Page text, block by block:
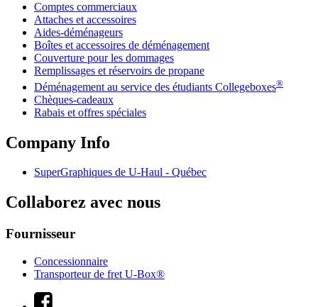
Comptes commerciaux
Attaches et accessoires
Aides-déménageurs
Boîtes et accessoires de déménagement
Couverture pour les dommages
Remplissages et réservoirs de propane
Déménagement au service des étudiants Collegeboxes®
Chèques-cadeaux
Rabais et offres spéciales
Company Info
SuperGraphiques de U-Haul - Québec
Collaborez avec nous
Fournisseur
Concessionnaire
Transporteur de fret U-Box®